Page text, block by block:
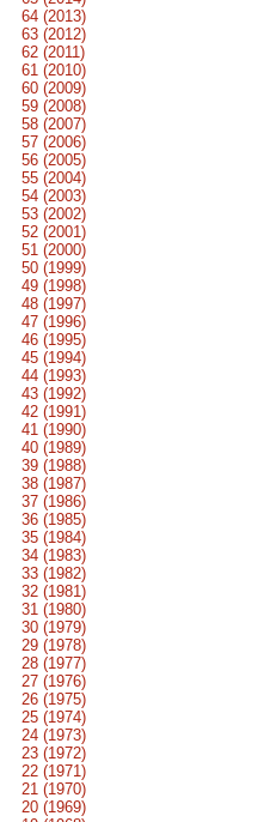
64 (2013)
63 (2012)
62 (2011)
61 (2010)
60 (2009)
59 (2008)
58 (2007)
57 (2006)
56 (2005)
55 (2004)
54 (2003)
53 (2002)
52 (2001)
51 (2000)
50 (1999)
49 (1998)
48 (1997)
47 (1996)
46 (1995)
45 (1994)
44 (1993)
43 (1992)
42 (1991)
41 (1990)
40 (1989)
39 (1988)
38 (1987)
37 (1986)
36 (1985)
35 (1984)
34 (1983)
33 (1982)
32 (1981)
31 (1980)
30 (1979)
29 (1978)
28 (1977)
27 (1976)
26 (1975)
25 (1974)
24 (1973)
23 (1972)
22 (1971)
21 (1970)
20 (1969)